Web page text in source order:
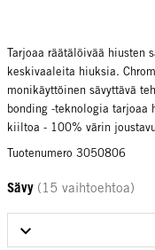
Tarjoaa räätälöivää hiusten
keskivaaleita hiuksia.
monikäyttöinen sävyttävä
bonding -teknologia tarjoaa
kiiltoa - 100% värin
Tuotenumero 3050806
Sävy (15 vaihtoehtoa)